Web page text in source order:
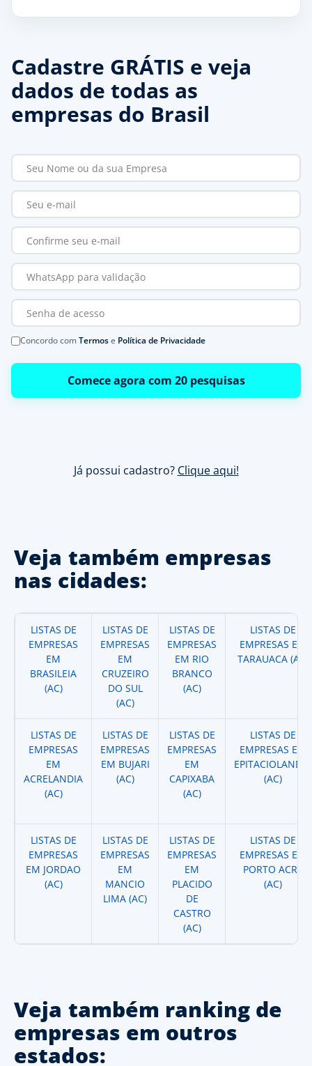
Cadastre GRÁTIS e veja
dados de todas as
empresas do Brasil
Concordo comTermose Política de Privacidade
Comece agora com 20 pesquisas
Já possui cadastro? Clique aqui!
Veja também empresas
nas cidades:
LISTAS DE
EMPRESAS
EM
BRASILEIA
(AC)
LISTAS DE
EMPRESAS
EM
CRUZEIRO
DO SUL
(AC)
LISTAS DE
EMPRESAS
EM RIO
BRANCO
(AC)
LISTAS DE
EMPRESAS EM
TARAUACA (AC)
LISTAS DE
EMPRESAS
EM
ACRELANDIA
(AC)
LISTAS DE
EMPRESAS
EM BUJARI
(AC)
LISTAS DE
EMPRESAS
EM
CAPIXABA
(AC)
LISTAS DE
EMPRESAS EM
EPITACIOLANDIA
(AC)
LISTAS DE
EMPRESAS
EM JORDAO
(AC)
LISTAS DE
EMPRESAS
EM
MANCIO
LIMA (AC)
LISTAS DE
EMPRESAS
EM
PLACIDO
DE
CASTRO
(AC)
LISTAS DE
EMPRESAS EM
PORTO ACRE
(AC)
Veja também ranking de
empresas em outros
estados: